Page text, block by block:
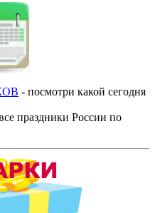
- посмотри какой сегодня
праздники России по